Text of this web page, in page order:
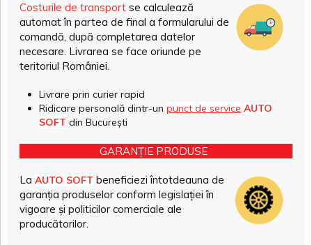
Costurile de transport se calculează
automat în partea de final a formularului de
comandă, după completarea datelor
necesare. Livrarea se face oriunde pe
teritoriul României.
Livrare prin curier rapid
Ridicare personală dintr-un punct de service AUTO
SOFT din București
GARANȚIE PRODUSE
La AUTO SOFT beneficiezi întotdeauna de
garanția produselor conform legislației în
vigoare și politicilor comerciale ale
producătorilor.